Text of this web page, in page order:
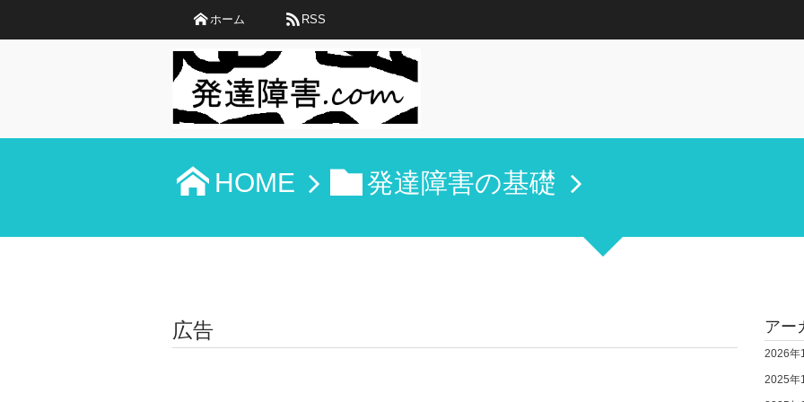
ホーム RSS
HOME 発達障害の基礎
広告 アー
2026年
2025年